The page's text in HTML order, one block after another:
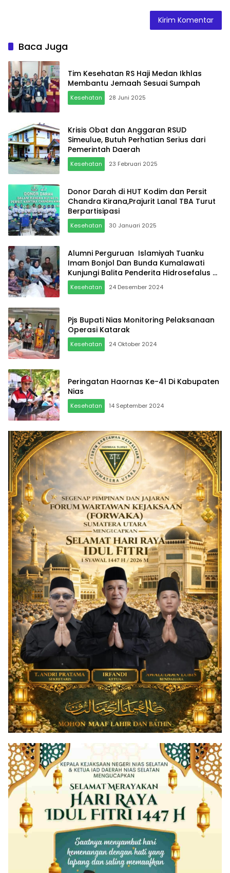
Baca Juga
Tim Kesehatan RS Haji Medan Ikhlas
Membantu Jemaah Sesuai Sumpah
Kesehatan 28 Juni 2025
Krisis Obat dan Anggaran RSUD
Simeulue, Butuh Perhatian Serius dari
Pemerintah Daerah
Kesehatan 23 Februari 2025
Donor Darah di HUT Kodim dan Persit
Chandra Kirana,Prajurit Lanal TBA Turut
Berpartisipasi
Kesehatan 30 Januari 2025
Alumni Perguruan Islamiyah Tuanku
Imam Bonjol Dan Bunda Kumalawati
Kunjungi Balita Penderita Hidrosefalus di
Marendal
Kesehatan 24 Desember 2024
Pjs Bupati Nias Monitoring Pelaksanaan
Operasi Katarak
Kesehatan 24 Oktober 2024
Peringatan Haornas Ke-41 Di Kabupaten
Nias
Kesehatan 14 September 2024